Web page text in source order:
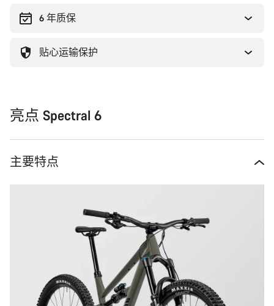
6 年质保
贴心运输保护
亮点 Spectral 6
主要特点